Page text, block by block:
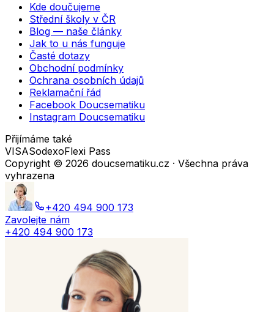
Kde doučujeme
Střední školy v ČR
Blog — naše články
Jak to u nás funguje
Časté dotazy
Obchodní podmínky
Ochrana osobních údajů
Reklamační řád
Facebook Doucsematiku
Instagram Doucsematiku
Přijímáme také
VISASodexoFlexi Pass
Copyright © 2026 doucsematiku.cz · Všechna práva
vyhrazena
+420 494 900 173
Zavolejte nám
+420 494 900 173